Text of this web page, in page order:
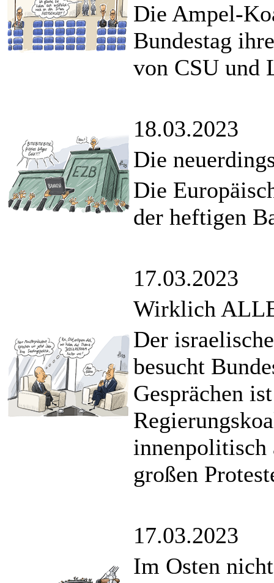
Die Ampel-
Bundestag
von CSU und
18.03.2023
Die
Die
der heftigen
17.03.2023
Wirklich
Der
besucht
Gesprächen
innenpolitisch
großen
17.03.2023
Im Osten